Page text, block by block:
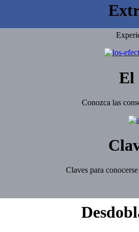
El
Conozca las
Claves para